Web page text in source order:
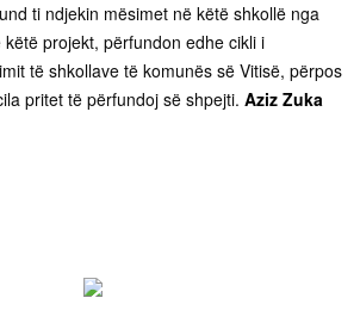
ti ndjekin mësimet në këtë shkollë nga
projekt, përfundon edhe cikli i
të shkollave të komunës së Vitisë, përpos
pritet të përfundoj së shpejti. Aziz Zuka